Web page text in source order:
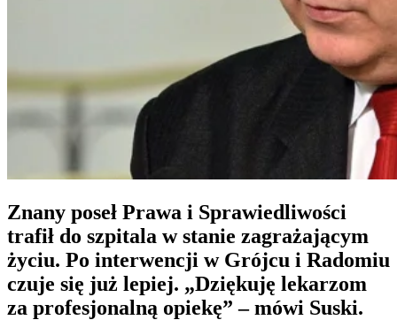
Znany poseł Prawa i Sprawiedliwości
trafił do szpitala w stanie zagrażającym
życiu. Po interwencji w Grójcu i Radomiu
czuje się już lepiej. „Dziękuję lekarzom
za profesjonalną opiekę” – mówi Suski.